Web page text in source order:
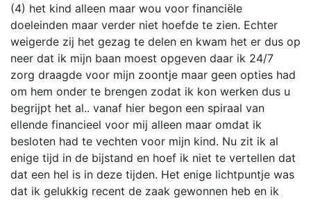
(4) het kind alleen maar wou voor financiële
doeleinden maar verder niet hoefde te zien. Echter
weigerde zij het gezag te delen en kwam het er dus op
neer dat ik mijn baan moest opgeven daar ik 24/7
zorg draagde voor mijn zoontje maar geen opties had
om hem onder te brengen zodat ik kon werken dus u
begrijpt het al.. vanaf hier begon een spiraal van
ellende financieel voor mij alleen maar omdat ik
besloten had te vechten voor mijn kind. Nu zit ik al
enige tijd in de bijstand en hoef ik niet te vertellen dat
dat een hel is in deze tijden. Het enige lichtpuntje was
dat ik gelukkig recent de zaak gewonnen heb en ik